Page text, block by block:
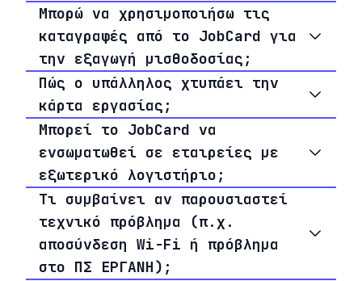
Μπορώ να χρησιμοποιήσω τις
καταγραφές από το JobCard για
την εξαγωγή μισθοδοσίας;
Πώς ο υπάλληλος χτυπάει την
κάρτα εργασίας;
Μπορεί το JobCard να
ενσωματωθεί σε εταιρείες με
εξωτερικό λογιστήριο;
Τι συμβαίνει αν παρουσιαστεί
τεχνικό πρόβλημα (π.χ.
αποσύνδεση Wi-Fi ή πρόβλημα
στο ΠΣ ΕΡΓΑΝΗ);